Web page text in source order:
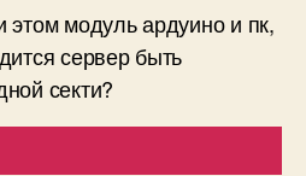
этом модуль ардуино и пк,
сервер быть
секти?